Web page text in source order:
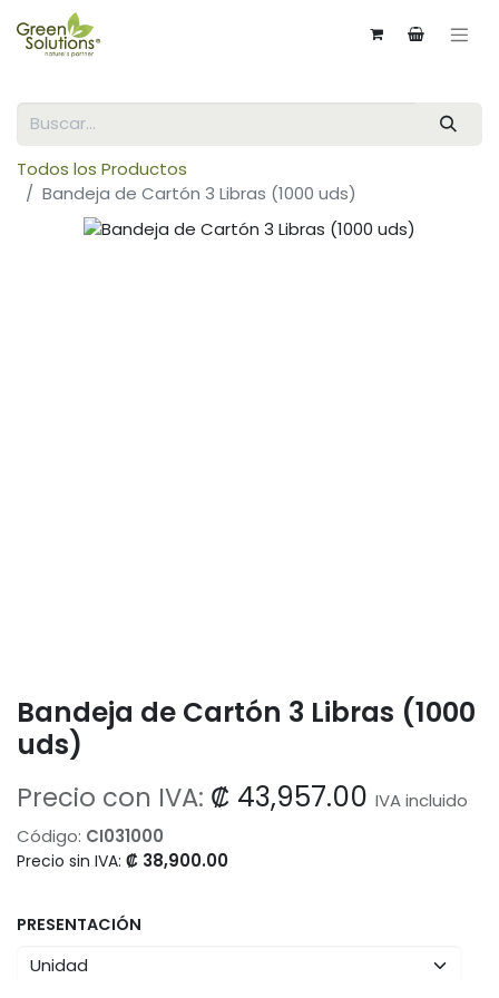
Todos los Productos
Bandeja de Cartón 3 Libras (1000 uds)
Bandeja de Cartón 3 Libras (1000
uds)
Precio con IVA: ₡ 43,957.00 IVA incluido
Código: CI031000
Precio sin IVA: ₡ 38,900.00
PRESENTACIÓN